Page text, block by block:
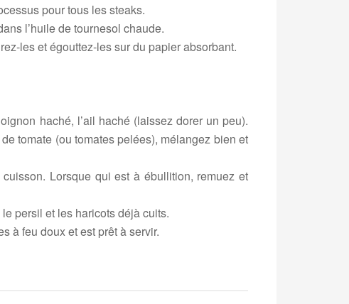
pour tous les steaks.
l’huile de tournesol chaude.
les et égouttez-les sur du papier absorbant.
haché, l’ail haché (laissez dorer un peu).
tomate (ou tomates pelées), mélangez bien et
cuisson. Lorsque qui est à ébullition, remuez et
persil et les haricots déjà cuits.
à feu doux et est prêt à servir.